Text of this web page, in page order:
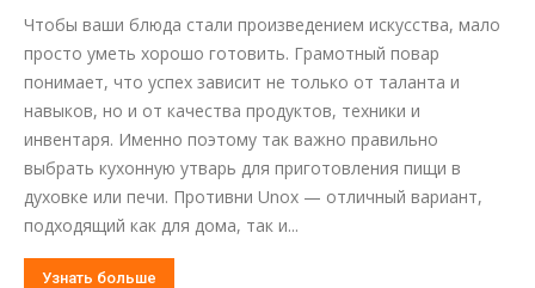
Чтобы ваши блюда стали произведением искусства, мало
просто уметь хорошо готовить. Грамотный повар
понимает, что успех зависит не только от таланта и
навыков, но и от качества продуктов, техники и
инвентаря. Именно поэтому так важно правильно
выбрать кухонную утварь для приготовления пищи в
духовке или печи. Противни Unox — отличный вариант,
подходящий как для дома, так и...
Узнать больше